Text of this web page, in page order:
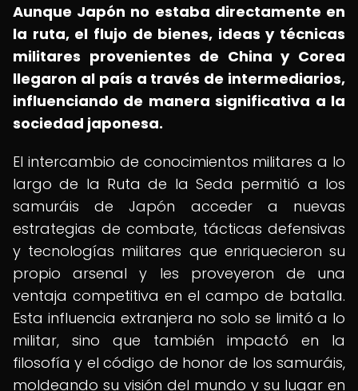
Aunque Japón no estaba directamente en
la ruta, el flujo de bienes, ideas y técnicas
militares provenientes de China y Corea
llegaron al país a través de intermediarios,
influenciando de manera significativa a la
sociedad japonesa.
El intercambio de conocimientos militares a lo
largo de la Ruta de la Seda permitió a los
samuráis de Japón acceder a nuevas
estrategias de combate, tácticas defensivas
y tecnologías militares que enriquecieron su
propio arsenal y les proveyeron de una
ventaja competitiva en el campo de batalla.
Esta influencia extranjera no solo se limitó a lo
militar, sino que también impactó en la
filosofía y el código de honor de los samuráis,
moldeando su visión del mundo y su lugar en